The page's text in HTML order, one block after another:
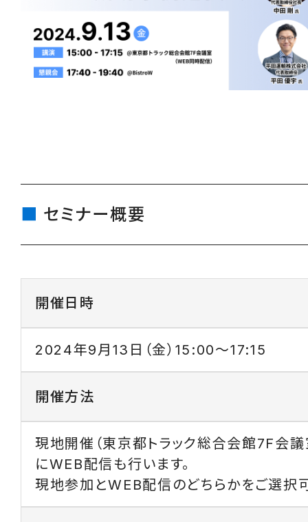
セミナー概要
開催日時
2024年9月13日（金）15:00～17:15
開催方法
現地開催（東京都トラック総合会館7F会議
にWEB配信も行います。
現地参加とWEB配信のどちらかをご選択